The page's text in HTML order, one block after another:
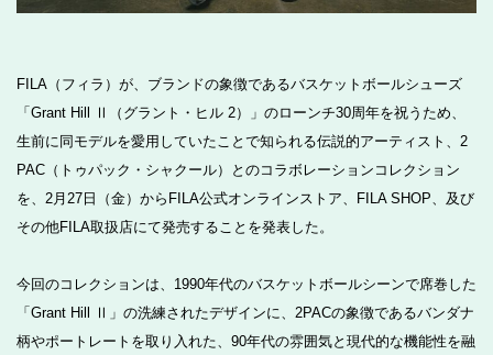
FILA（フィラ）が、ブランドの象徴であるバスケットボールシューズ
「Grant Hill Ⅱ（グラント・ヒル 2）」のローンチ30周年を祝うため、
生前に同モデルを愛用していたことで知られる伝説的アーティスト、2
PAC（トゥパック・シャクール）とのコラボレーションコレクション
を、2月27日（金）からFILA公式オンラインストア、FILA SHOP、及び
その他FILA取扱店にて発売することを発表した。
今回のコレクションは、1990年代のバスケットボールシーンで席巻した
「Grant Hill Ⅱ」の洗練されたデザインに、2PACの象徴であるバンダナ
柄やポートレートを取り入れた、90年代の雰囲気と現代的な機能性を融